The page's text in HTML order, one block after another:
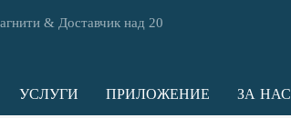
& Доставчик над 20
УСЛУГИ ПРИЛОЖЕНИЕ ЗА НАС